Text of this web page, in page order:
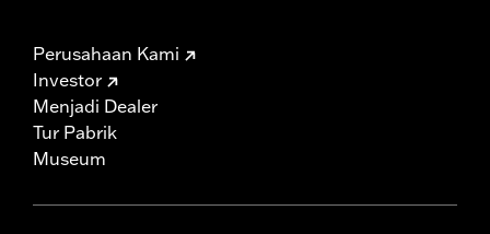
Perusahaan Kami
Investor
Menjadi Dealer
Tur Pabrik
Museum